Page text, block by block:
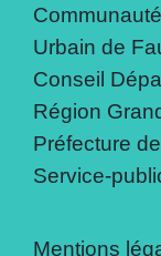
Urbain de
Conseil
Région
Préfecture
Service-
Mentions